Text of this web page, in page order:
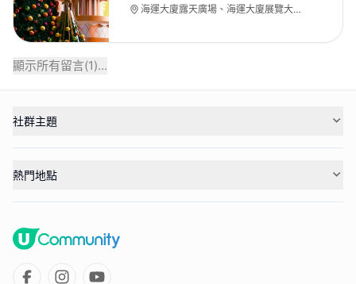
海運大廈露天廣場、海運大廈展覽大
顯示所有留言(1)...
社群主題
熱門地點